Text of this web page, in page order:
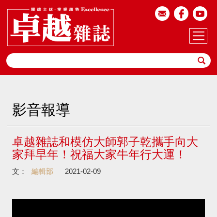
影音報導
卓越雜誌和模仿大師郭子乾攜手向大
家拜早年！祝福大家牛年行大運！
文： 編輯部 2021-02-09